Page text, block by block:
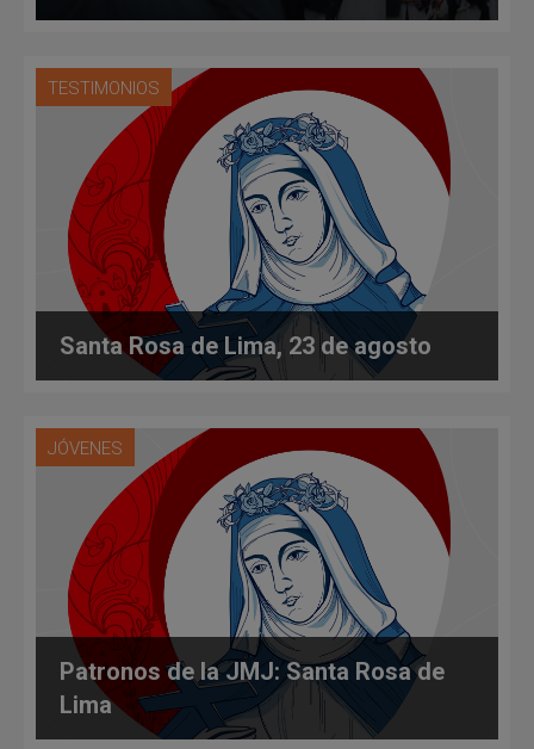
TESTIMONIOS
Santa Rosa de Lima, 23 de agosto
JÓVENES
Patronos de la JMJ: Santa Rosa de
Lima